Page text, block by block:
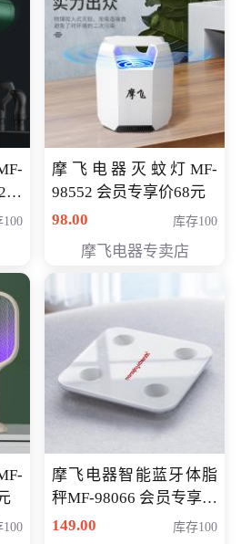
100
摩飞电器灭蚊灯MF-
98552 会员专享价68元
98.00
库存100
摩飞电器专卖店
100
摩飞电器智能蓝牙体脂
秤MF-98066 会员专享价
98元
149.00 库存100